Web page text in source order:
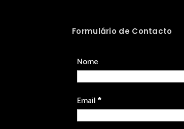
Formulário de Contacto
Nome
Email*